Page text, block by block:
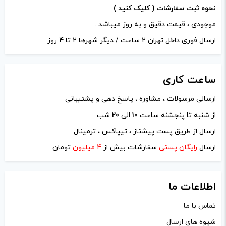
نام*
ایمیل*
ذخیره نام، ایمیل و وبسایت من در مرورگر برای زمانی که دوباره
نحوه ثبت سفارشات ( کلیک کنید )
موجودی ، قیمت دقیق و به روز میباشد .
ارسال فوری داخل تهران 2 ساعت / دیگر شهرها 2 تا 4 روز
ساعت کاری
ارسالی مرسولات ، مشاوره ، پاسخ دهی و پشتیبانی
از شنبه تا پنجشنه ساعت 10 الی 20 شب
ارسال از طریق پست پیشتاز ، تیپاکس ، ترمینال
ارسال رایگان پستی سفارشات بیش از 4 میلیون تومان
اطلاعات ما
تماس با ما
شیوه های ارسال